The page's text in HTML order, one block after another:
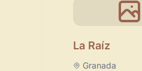
La Raíz
Granada